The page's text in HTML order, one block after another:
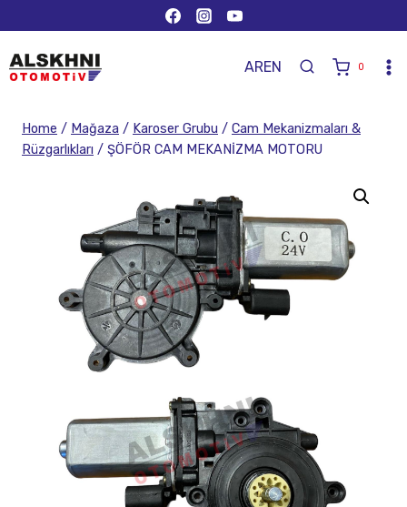
AREN 0
Home / Mağaza / Karoser Grubu / Cam Mekanizmaları &
Rüzgarlıkları / ŞÖFÖR CAM MEKANİZMA MOTORU